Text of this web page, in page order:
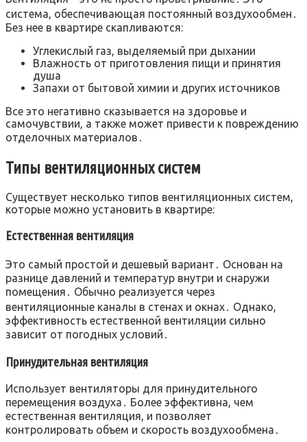
система, обеспечивающая постоянный воздухообмен․
Без нее в квартире скапливаются:
Углекислый газ, выделяемый при дыхании
Влажность от приготовления пищи и принятия
душа
Запахи от бытовой химии и других источников
Все это негативно сказывается на здоровье и
самочувствии, а также может привести к повреждению
отделочных материалов․
Типы вентиляционных систем
Существует несколько типов вентиляционных систем,
которые можно установить в квартире:
Естественная вентиляция
Это самый простой и дешевый вариант․ Основан на
разнице давлений и температур внутри и снаружи
помещения․ Обычно реализуется через
вентиляционные каналы в стенах и окнах․ Однако,
эффективность естественной вентиляции сильно
зависит от погодных условий․
Принудительная вентиляция
Использует вентиляторы для принудительного
перемещения воздуха․ Более эффективна, чем
естественная вентиляция, и позволяет
контролировать объем и скорость воздухообмена․